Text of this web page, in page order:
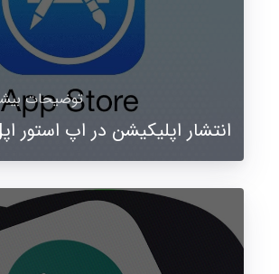
توضیحات
انتشار اپلیکیشن در اپ استور